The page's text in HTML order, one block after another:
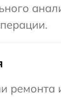
ремонта